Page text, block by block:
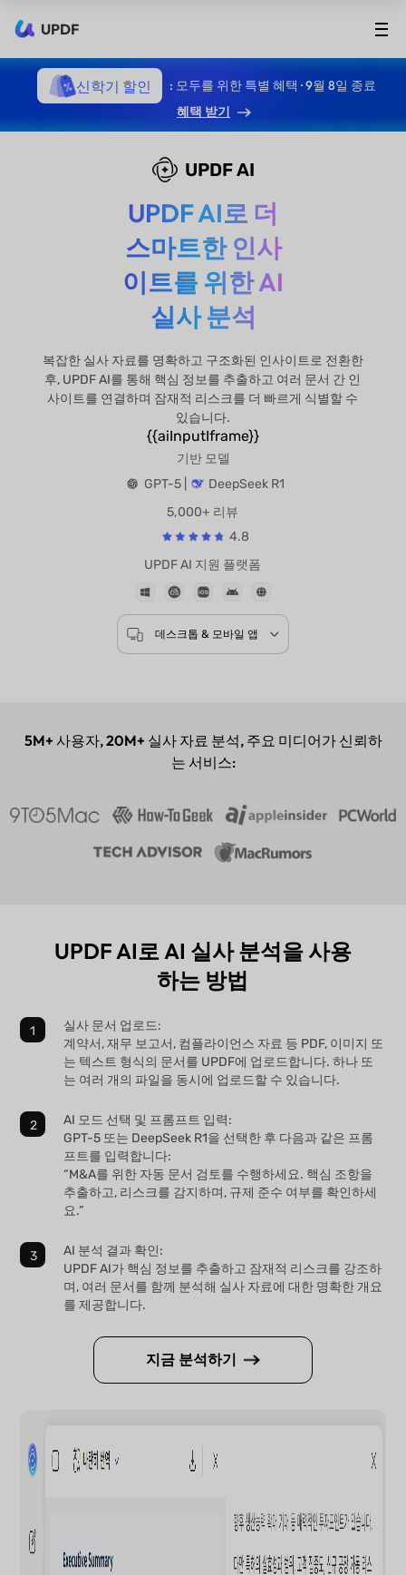
UPDF
신학기 할인
: 모두를 위한 특별 혜택 · 9월 8일 종료
혜택 받기
UPDF AI
UPDF AI로 더
스마트한 인사
이트를 위한 AI
실사 분석
복잡한 실사 자료를 명확하고 구조화된 인사이트로 전환한
후, UPDF AI를 통해 핵심 정보를 추출하고 여러 문서 간 인
사이트를 연결하며 잠재적 리스크를 더 빠르게 식별할 수
있습니다.
{{aiInputIframe}}
기반 모델
4.8
UPDF AI 지원 플랫폼
5M+ 사용자,20M+ 실사 자료 분석, 주요 미디어가 신뢰하
는 서비스:
UPDF AI로 AI 실사 분석을 사용
하는 방법
실사 문서 업로드:
계약서, 재무 보고서, 컴플라이언스 자료 등 PDF, 이미지 또
는 텍스트 형식의 문서를 UPDF에 업로드합니다. 하나 또
는 여러 개의 파일을 동시에 업로드할 수 있습니다.
AI 모드 선택 및 프롬프트 입력:
GPT-5 또는 DeepSeek R1을 선택한 후 다음과 같은 프롬
프트를 입력합니다:
“M&A를 위한 자동 문서 검토를 수행하세요. 핵심 조항을
추출하고, 리스크를 감지하며, 규제 준수 여부를 확인하세
요.”
AI 분석 결과 확인:
UPDF AI가 핵심 정보를 추출하고 잠재적 리스크를 강조하
며, 여러 문서를 함께 분석해 실사 자료에 대한 명확한 개요
를 제공합니다.
지금 분석하기